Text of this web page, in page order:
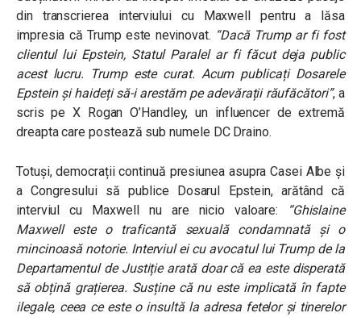
din transcrierea interviului cu Maxwell pentru a lăsa
impresia că Trump este nevinovat. “Dacă Trump ar fi fost
clientul lui Epstein, Statul Paralel ar fi făcut deja public
acest lucru. Trump este curat. Acum publicați Dosarele
Epstein și haideți să-i arestăm pe adevărații răufăcători”, a
scris pe X Rogan O’Handley, un influencer de extremă
dreapta care postează sub numele DC Draino.
Totuși, democrații continuă presiunea asupra Casei Albe și
a Congresului să publice Dosarul Epstein, arătând că
interviul cu Maxwell nu are nicio valoare:
“Ghislaine
Maxwell este o traficantă sexuală condamnată și o
mincinoasă notorie. Interviul ei cu avocatul lui Trump de la
Departamentul de Justiție arată doar că ea este disperată
să obțină grațierea. Susține că nu este implicată în fapte
ilegale, ceea ce este o insultă la adresa fetelor și tinerelor